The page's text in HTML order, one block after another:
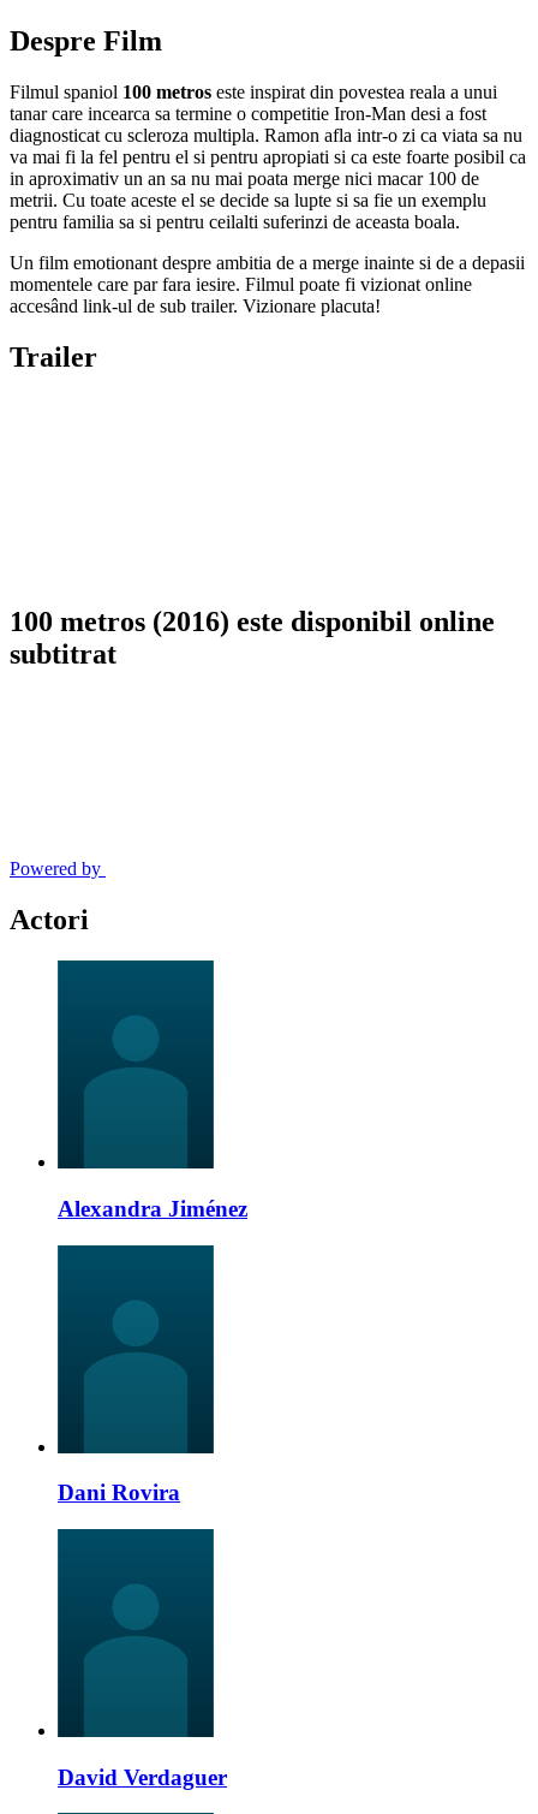
Despre Film
Filmul spaniol 100 metros este inspirat din povestea reala a unui
tanar care incearca sa termine o competitie Iron-Man desi a fost
diagnosticat cu scleroza multipla. Ramon afla intr-o zi ca viata sa nu
va mai fi la fel pentru el si pentru apropiati si ca este foarte posibil ca
in aproximativ un an sa nu mai poata merge nici macar 100 de
metrii. Cu toate aceste el se decide sa lupte si sa fie un exemplu
pentru familia sa si pentru ceilalti suferinzi de aceasta boala.
Un film emotionant despre ambitia de a merge inainte si de a depasii
momentele care par fara iesire. Filmul poate fi vizionat online
accesând link-ul de sub trailer. Vizionare placuta!
Trailer
100 metros (2016) este disponibil online
subtitrat
Powered by
Actori
Alexandra Jiménez
Dani Rovira
David Verdaguer